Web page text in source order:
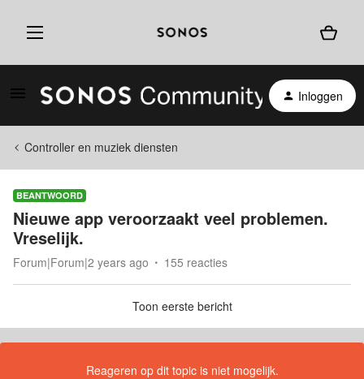
Inloggen
Controller en muziek diensten
BEANTWOORD
Nieuwe app veroorzaakt veel problemen.
Vreselijk.
Forum|Forum|2 years ago 155 reacties
Toon eerste bericht
Reageren op dit topic is niet mogelijk.